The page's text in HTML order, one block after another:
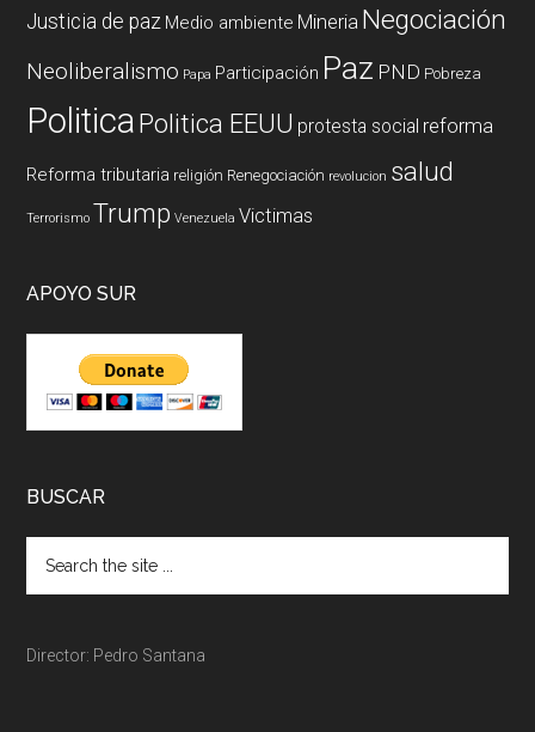
Justicia de paz Medio ambiente Mineria Negociación
Neoliberalismo Papa Participación Paz PND Pobreza
PoliticaPolitica EEUU protesta social reforma
Reforma tributaria religión Renegociación revolucion salud
Terrorismo Trump Venezuela Victimas
APOYO SUR
BUSCAR
Director: Pedro Santana